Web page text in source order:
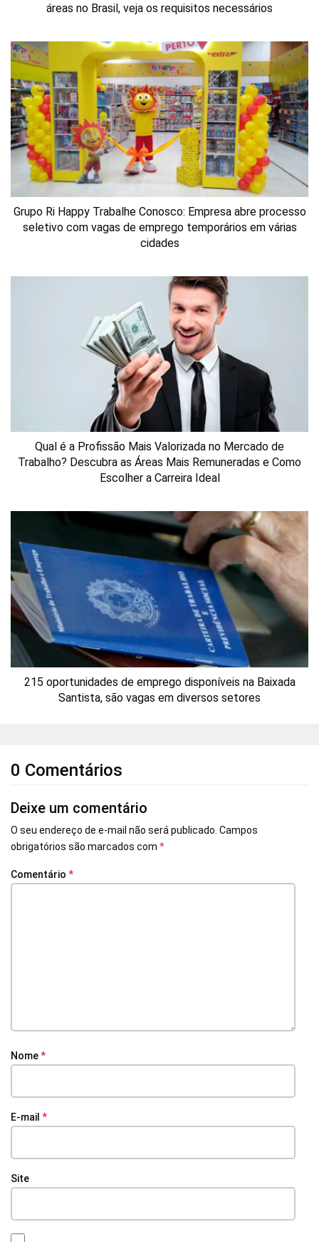
áreas no Brasil, veja os requisitos necessários
Grupo Ri Happy Trabalhe Conosco: Empresa abre processo
seletivo com vagas de emprego temporários em várias
cidades
Qual é a Profissão Mais Valorizada no Mercado de
Trabalho? Descubra as Áreas Mais Remuneradas e Como
Escolher a Carreira Ideal
215 oportunidades de emprego disponíveis na Baixada
Santista, são vagas em diversos setores
0 Comentários
Deixe um comentário
O seu endereço de e-mail não será publicado. Campos
obrigatórios são marcados com *
Comentário *
Nome*
E-mail *
Site